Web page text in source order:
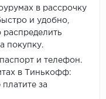
в рассрочку
и удобно,
распределить
покупку.
и телефон.
в Тинькофф:
за